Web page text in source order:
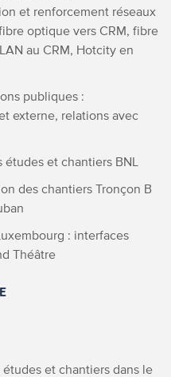
et renforcement réseaux
optique vers CRM, fibre
au CRM, Hotcity en
publiques :
externe, relations avec
et chantiers BNL
des chantiers Tronçon B
: interfaces
Théâtre
études et chantiers dans le